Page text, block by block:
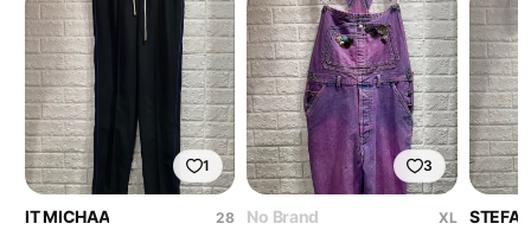
1
IT MICHAA
28
3
No Brand
XL